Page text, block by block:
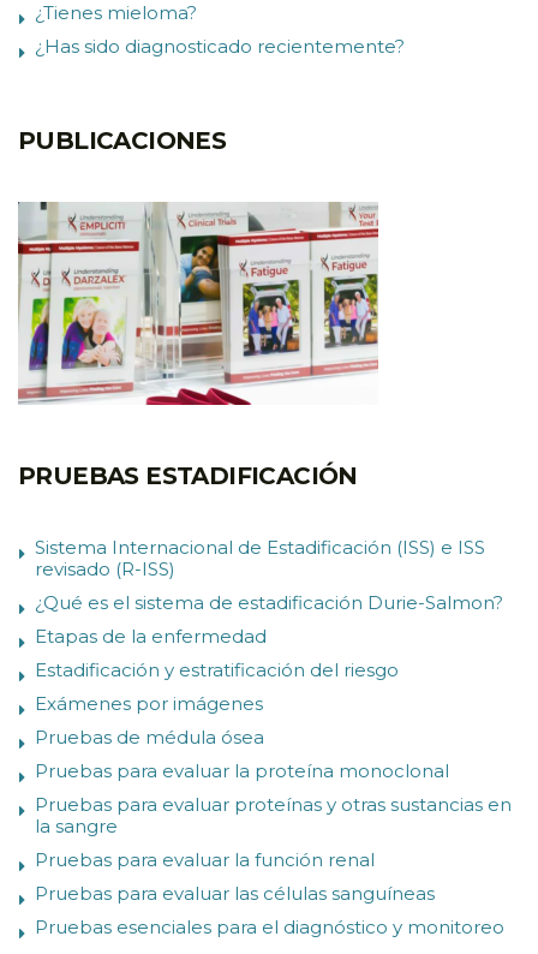
¿Tienes mieloma?
¿Has sido diagnosticado recientemente?
PUBLICACIONES
PRUEBAS ESTADIFICACIÓN
Sistema Internacional de Estadificación (ISS) e ISS
revisado (R-ISS)
¿Qué es el sistema de estadificación Durie-Salmon?
Etapas de la enfermedad
Estadificación y estratificación del riesgo
Exámenes por imágenes
Pruebas de médula ósea
Pruebas para evaluar la proteína monoclonal
Pruebas para evaluar proteínas y otras sustancias en
la sangre
Pruebas para evaluar la función renal
Pruebas para evaluar las células sanguíneas
Pruebas esenciales para el diagnóstico y monitoreo